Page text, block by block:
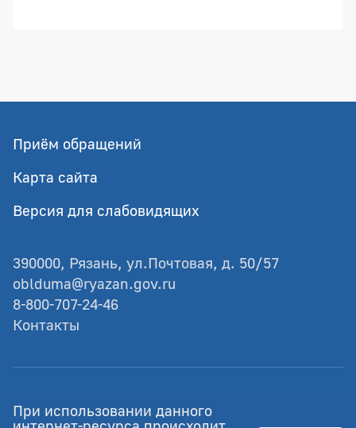
Приём обращений
Карта сайта
Версия для слабовидящих
390000, Рязань, ул.Почтовая, д. 50/57
oblduma@ryazan.gov.ru
8-800-707-24-46
Контакты
© Рязанская областная Дума
Разработка - GIANIT.ru
При использовании данного